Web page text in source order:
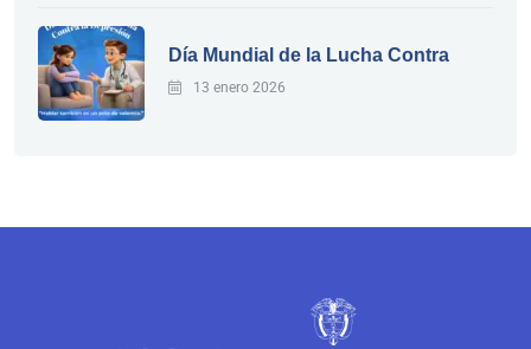
Día Mundial de la Lucha Contra
13 enero 2026